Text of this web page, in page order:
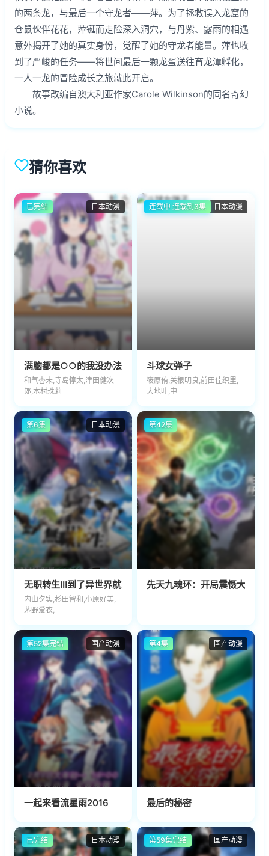
的两条龙，与最后一个守龙者——萍。为了拯救误入龙窟的
仓鼠伙伴花花，萍铤而走险深入洞穴，与丹紫、露雨的相遇
意外揭开了她的真实身份，觉醒了她的守龙者能量。萍也收
到了严峻的任务——将世间最后一颗龙蛋送往育龙潭孵化，
一人一龙的冒险成长之旅就此开启。
故事改编自澳大利亚作家Carole Wilkinson的同名奇幻
小说。
猜你喜欢
日本动漫
已完结
满脑都是○○的我没办法谈恋爱
和气杏未,寺岛惇太,津田健次
郎,木村珠莉
日本动漫
连载中 连载到3集
斗球女弹子
筱原侑,关根明良,前田佳织里,
大地叶,中
日本动漫
第6集
无职转生Ⅲ到了异世界就拿出真本事無職転生Ⅲ
内山夕实,杉田智和,小原好美,
茅野爱衣,
第42集
先天九魂环：开局震慑大荒魂
国产动漫
第52集完结
一起来看流星雨2016
国产动漫
第4集
最后的秘密
日本动漫
已完结 国产动漫
第59集完结